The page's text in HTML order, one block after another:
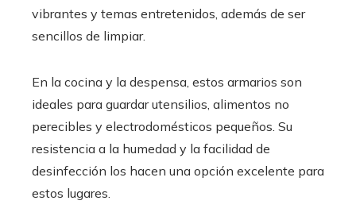
vibrantes y temas entretenidos, además de ser
sencillos de limpiar.
En la cocina y la despensa, estos armarios son
ideales para guardar utensilios, alimentos no
perecibles y electrodomésticos pequeños. Su
resistencia a la humedad y la facilidad de
desinfección los hacen una opción excelente para
estos lugares.